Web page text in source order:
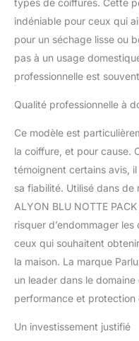
indéniable pour ceux qui
pour un séchage lisse ou
pas à un usage
professionnelle est
Qualité professionnelle à
Ce modèle est
la coiffure, et pour cause.
témoignent certains avis,
sa fiabilité. Utilisé dans de
ALYON BLU NOTTE
risquer d’endommager les
ceux qui souhaitent
la maison. La marque
un leader dans le
performance et protection
Un investissement justifié